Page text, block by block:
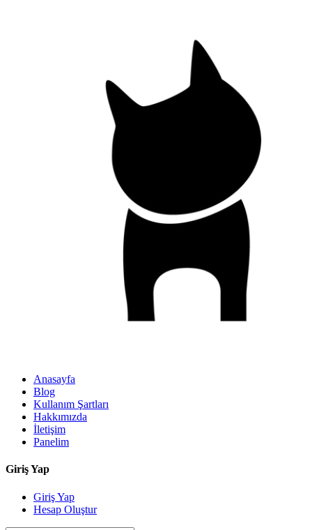
Anasayfa
Blog
Kullanım Şartları
Hakkımızda
İletişim
Panelim
Giriş Yap
Giriş Yap
Hesap Oluştur